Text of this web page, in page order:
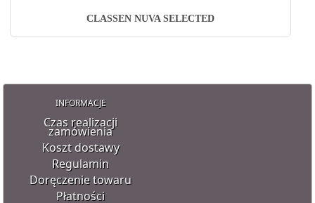
CLASSEN NUVA SELECTED
INFORMACJE
Czas realizacji
zamówienia
Koszt dostawy
Regulamin
Doręczenie towaru
Płatności